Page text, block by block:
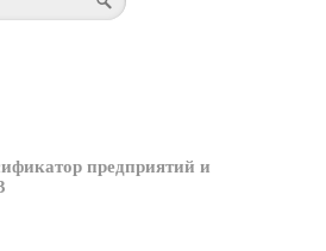
предприятий и